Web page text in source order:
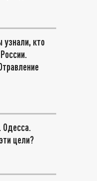
узнали, кто
Одесса.
цели?